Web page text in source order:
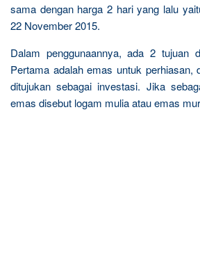
sama dengan harga 2 hari yang lalu
22 November 2015.
Dalam penggunaannya, ada 2 tujuan
Pertama adalah emas untuk perhiasan,
ditujukan sebagai investasi. Jika
emas disebut logam mulia atau emas